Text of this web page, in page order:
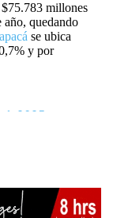
millones
año, quedando
se ubica
y por
1, 2025